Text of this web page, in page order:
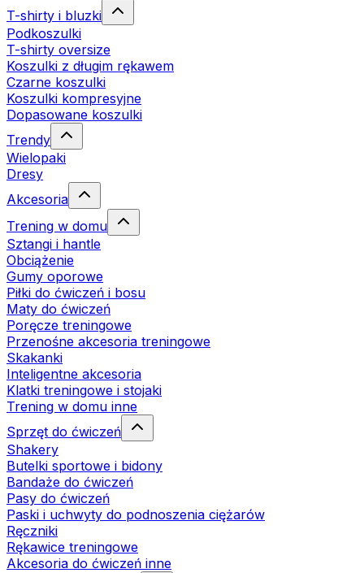
T-shirty i bluzki
Podkoszulki
T-shirty oversize
Koszulki z długim rękawem
Czarne koszulki
Koszulki kompresyjne
Dopasowane koszulki
Trendy
Wielopaki
Dresy
Akcesoria
Trening w domu
Sztangi i hantle
Obciążenie
Gumy oporowe
Piłki do ćwiczeń i bosu
Maty do ćwiczeń
Poręcze treningowe
Przenośne akcesoria treningowe
Skakanki
Inteligentne akcesoria
Klatki treningowe i stojaki
Trening w domu inne
Sprzęt do ćwiczeń
Shakery
Butelki sportowe i bidony
Bandaże do ćwiczeń
Pasy do ćwiczeń
Paski i uchwyty do podnoszenia ciężarów
Ręczniki
Rękawice treningowe
Akcesoria do ćwiczeń inne